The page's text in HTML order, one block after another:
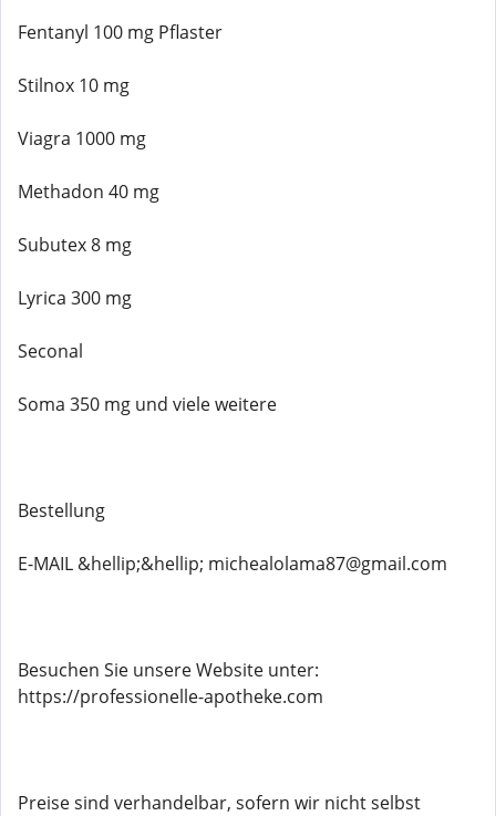
Fentanyl 100 mg Pflaster
Stilnox 10 mg
Viagra 1000 mg
Methadon 40 mg
Subutex 8 mg
Lyrica 300 mg
Seconal
Soma 350 mg und viele weitere
Bestellung
E-MAIL &hellip;&hellip; michealolama87@gmail.com
Besuchen Sie unsere Website unter:
https://professionelle-apotheke.com
Preise sind verhandelbar, sofern wir nicht selbst